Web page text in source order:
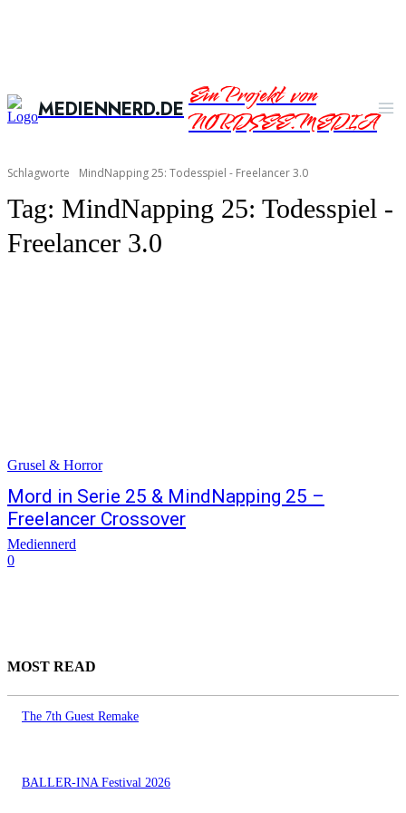
MEDIENNERD.DEEin Projekt von
NORDSEE.MEDIA
Schlagworte MindNapping 25: Todesspiel - Freelancer 3.0
Tag: MindNapping 25: Todesspiel -
Freelancer 3.0
Grusel & Horror
Mord in Serie 25 & MindNapping 25 –
Freelancer Crossover
Mediennerd
0
MOST READ
The 7th Guest Remake
BALLER-INA Festival 2026